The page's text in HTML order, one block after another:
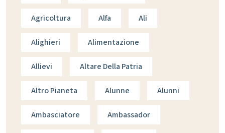
Agricoltura Alfa Ali
Alighieri Alimentazione
Allievi Altare Della Patria
Altro Pianeta Alunne Alunni
Ambasciatore Ambassador